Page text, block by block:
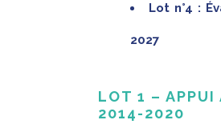
Lot n°4 :
2027
LOT 1 – APPUI
2014-2020